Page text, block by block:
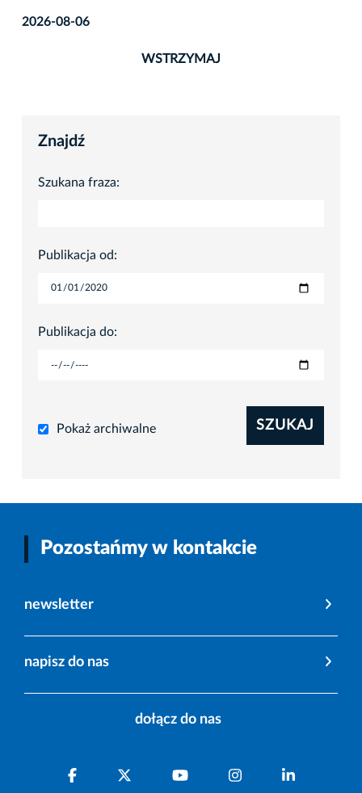
2026-08-06
WSTRZYMAJ
Znajdź
Szukana fraza:
Publikacja od:
Publikacja do:
Pokaż archiwalne SZUKAJ
Pozostańmy w kontakcie
newsletter
napisz do nas
dołącz do nas